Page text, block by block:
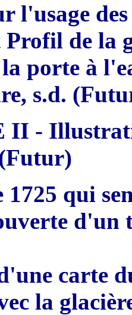
l'usage
de la
porte à
s.d.
II -
1725 qui
carte
la